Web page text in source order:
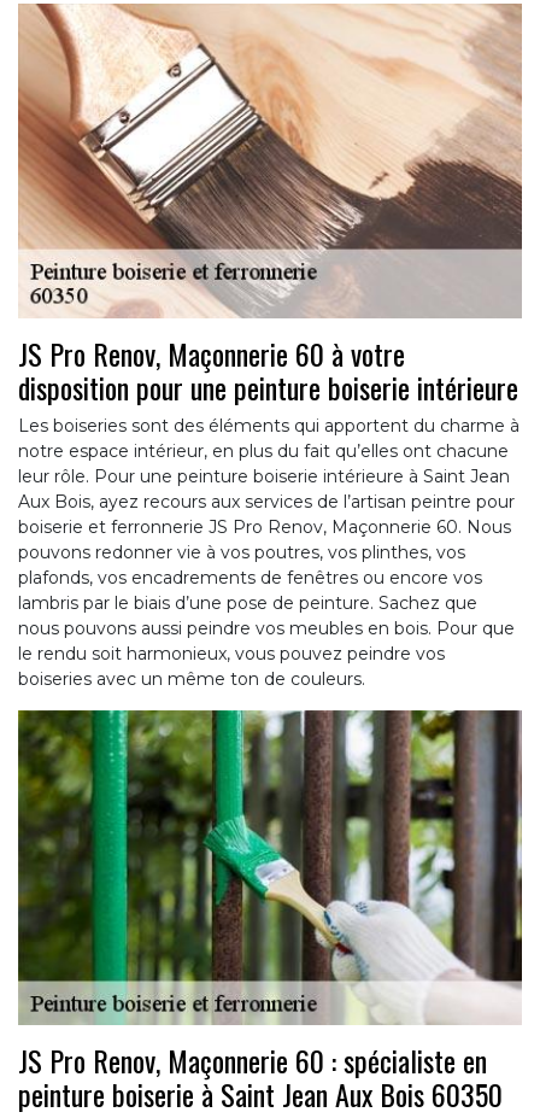
JS Pro Renov, Maçonnerie 60 à votre
disposition pour une peinture boiserie intérieure
Les boiseries sont des éléments qui apportent du charme à
notre espace intérieur, en plus du fait qu’elles ont chacune
leur rôle. Pour une peinture boiserie intérieure à Saint Jean
Aux Bois, ayez recours aux services de l’artisan peintre pour
boiserie et ferronnerie JS Pro Renov, Maçonnerie 60. Nous
pouvons redonner vie à vos poutres, vos plinthes, vos
plafonds, vos encadrements de fenêtres ou encore vos
lambris par le biais d’une pose de peinture. Sachez que
nous pouvons aussi peindre vos meubles en bois. Pour que
le rendu soit harmonieux, vous pouvez peindre vos
boiseries avec un même ton de couleurs.
JS Pro Renov, Maçonnerie 60 : spécialiste en
peinture boiserie à Saint Jean Aux Bois 60350